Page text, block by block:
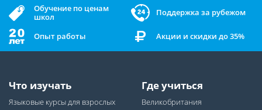
Обучение по ценам
школ
Поддержка за рубежом
Опыт работы Акции и скидки до 35%
Что изучать
Языковые курсы для взрослых
Где учиться
Великобритания